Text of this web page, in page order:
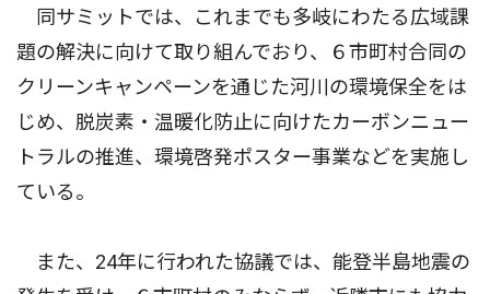
同サミットでは、これまでも多岐にわたる広域課
題の解決に向けて取り組んでおり、６市町村合同の
クリーンキャンペーンを通じた河川の環境保全をは
じめ、脱炭素・温暖化防止に向けたカーボンニュー
トラルの推進、環境啓発ポスター事業などを実施し
ている。
また、24年に行われた協議では、能登半島地震の